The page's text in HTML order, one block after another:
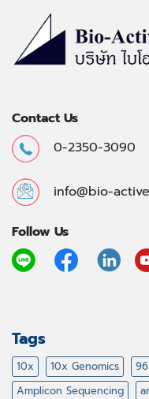
Contact Us
0-2350-3090
info@bio-
Follow Us
Tags
10x 10x Genomics
Amplicon Sequencing